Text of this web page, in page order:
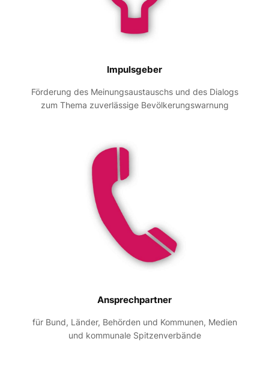
Impulsgeber
Förderung des Meinungsaustauschs und des Dialogs
zum Thema zuverlässige Bevölkerungswarnung
Ansprechpartner
für Bund, Länder, Behörden und Kommunen, Medien
und kommunale Spitzenverbände